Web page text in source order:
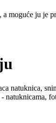
moguće ju je
natuknica,